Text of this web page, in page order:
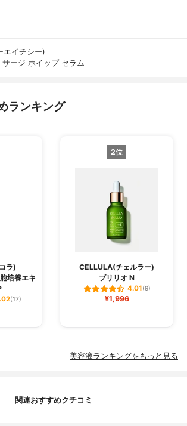
エイチシー)
サージ ホイップ セラム
ランキング
ラ)
培養エキ
(17)
2位
CELLULA(チェルラー)
ブリリオ N
4.01(9)
¥1,996
美容液ランキングをもっと見る
関連おすすめクチコミ